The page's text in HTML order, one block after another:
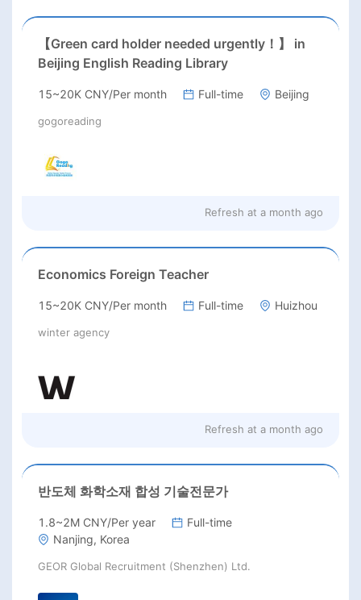
【Green card holder needed urgently！】 in
Beijing English Reading Library
15~20K CNY/Per month Full-time Beijing
gogoreading
Refresh at a month ago
Economics Foreign Teacher
15~20K CNY/Per month Full-time Huizhou
winter agency
Refresh at a month ago
반도체 화학소재 합성 기술전문가
1.8~2M CNY/Per year
Full-time
Nanjing, Korea
GEOR Global Recruitment (Shenzhen) Ltd.